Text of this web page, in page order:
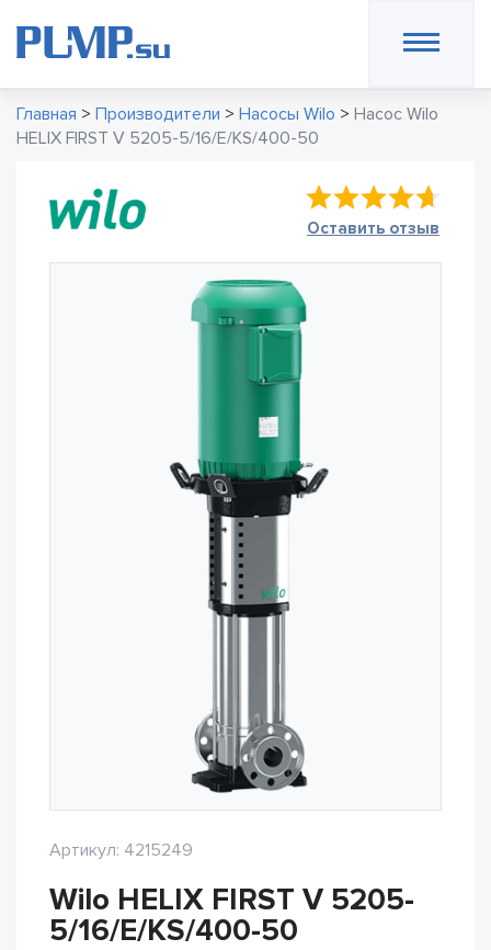
Главная > Производители > Насосы Wilo > Насос Wilo
HELIX FIRST V 5205-5/16/E/KS/400-50
Оставить отзыв
Артикул: 4215249
Wilo HELIX FIRST V 5205-
5/16/E/KS/400-50